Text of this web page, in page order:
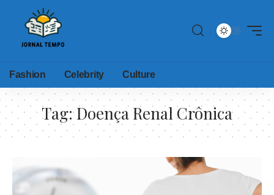
Fashion Celebrity Culture
Tag:Doença Renal Crônica